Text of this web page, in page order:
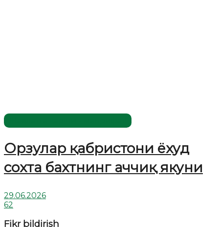
Орзулар қабристони ёхуд
сохта бахтнинг аччиқ якуни
29.06.2026
62
Fikr bildirish